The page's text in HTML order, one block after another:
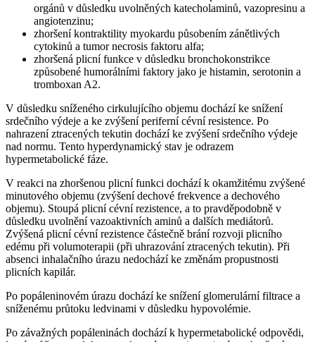
orgánů v důsledku uvolněných katecholaminů, vazopresinu a
angiotenzinu;
zhoršení kontraktility myokardu působením zánětlivých
cytokinů a tumor necrosis faktoru alfa;
zhoršená plicní funkce v důsledku bronchokonstrikce
způsobené humorálními faktory jako je histamin, serotonin a
tromboxan A2.
V důsledku sníženého cirkulujícího objemu dochází ke snížení
srdečního výdeje a ke zvýšení periferní cévní resistence. Po
nahrazení ztracených tekutin dochází ke zvýšení srdečního výdeje
nad normu. Tento hyperdynamický stav je odrazem
hypermetabolické fáze.
V reakci na zhoršenou plicní funkci dochází k okamžitému zvýšené
minutového objemu (zvýšení dechové frekvence a dechového
objemu). Stoupá plicní cévní rezistence, a to pravděpodobně v
důsledku uvolnění vazoaktivních aminů a dalších mediátorů.
Zvýšená plicní cévní rezistence částečně brání rozvoji plicního
edému při volumoterapii (při uhrazování ztracených tekutin). Při
absenci inhalačního úrazu nedochází ke změnám propustnosti
plicních kapilár.
Po popáleninovém úrazu dochází ke snížení glomerulární filtrace a
sníženému průtoku ledvinami v důsledku hypovolémie.
Po závažných popáleninách dochází k hypermetabolické odpovědi,